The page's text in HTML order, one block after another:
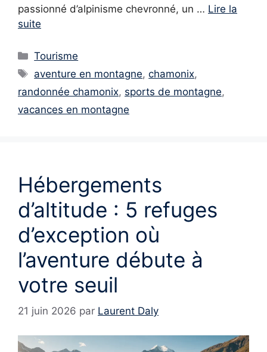
passionné d’alpinisme chevronné, un … Lire la
suite
Catégories
Tourisme
Étiquettes
aventure en montagne,chamonix,
randonnée chamonix, sports de montagne,
vacances en montagne
Hébergements
d’altitude : 5 refuges
d’exception où
l’aventure débute à
votre seuil
21 juin 2026 par Laurent Daly